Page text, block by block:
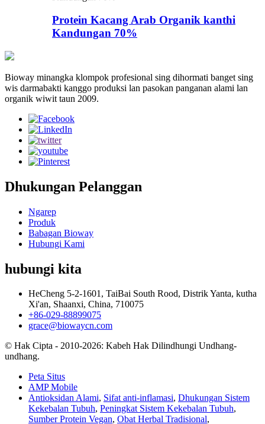
Protein Kacang Arab Organik kanthi
Kandungan 70%
Bioway minangka klompok profesional sing dihormati banget sing
wis darmabakti kanggo produksi lan pasokan panganan alami lan
organik wiwit taun 2009.
Dhukungan Pelanggan
Ngarep
Produk
Babagan Bioway
Hubungi Kami
hubungi kita
HeCheng 5-2-1601, TaiBai South Rood, Distrik Yanta, kutha
Xi'an, Shaanxi, China, 710075
+86-029-88899075
grace@biowaycn.com
© Hak Cipta - 2010-2026: Kabeh Hak Dilindhungi Undhang-
undhang.
Peta Situs
AMP Mobile
Antioksidan Alami, Sifat anti-inflamasi, Dhukungan Sistem
Kekebalan Tubuh, Peningkat Sistem Kekebalan Tubuh,
Sumber Protein Vegan, Obat Herbal Tradisional,